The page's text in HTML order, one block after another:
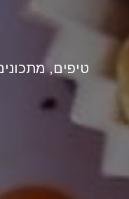
טיפים,